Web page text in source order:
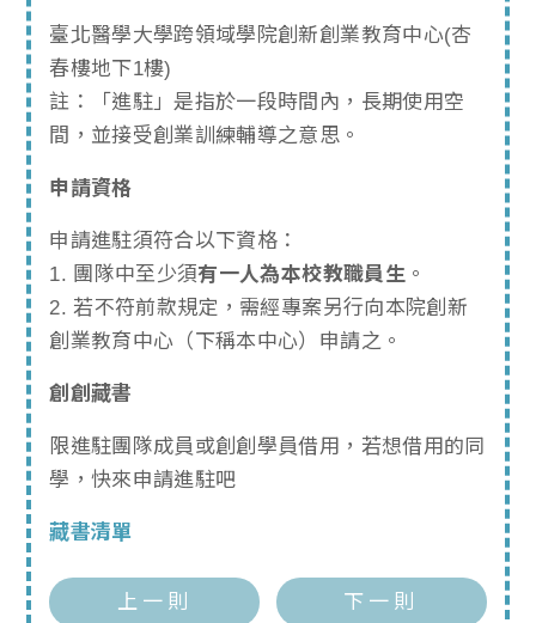
臺北醫學大學跨領域學院創新創業教育中心(杏
春樓地下1樓)
註：「進駐」是指於一段時間內，長期使用空
間，並接受創業訓練輔導之意思。
申請資格
申請進駐須符合以下資格：
1. 團隊中至少須有一人為本校教職員生。
2. 若不符前款規定，需經專案另行向本院創新
創業教育中心（下稱本中心）申請之。
創創藏書
限進駐團隊成員或創創學員借用，若想借用的同
學，快來申請進駐吧
藏書清單
上一則 下一則